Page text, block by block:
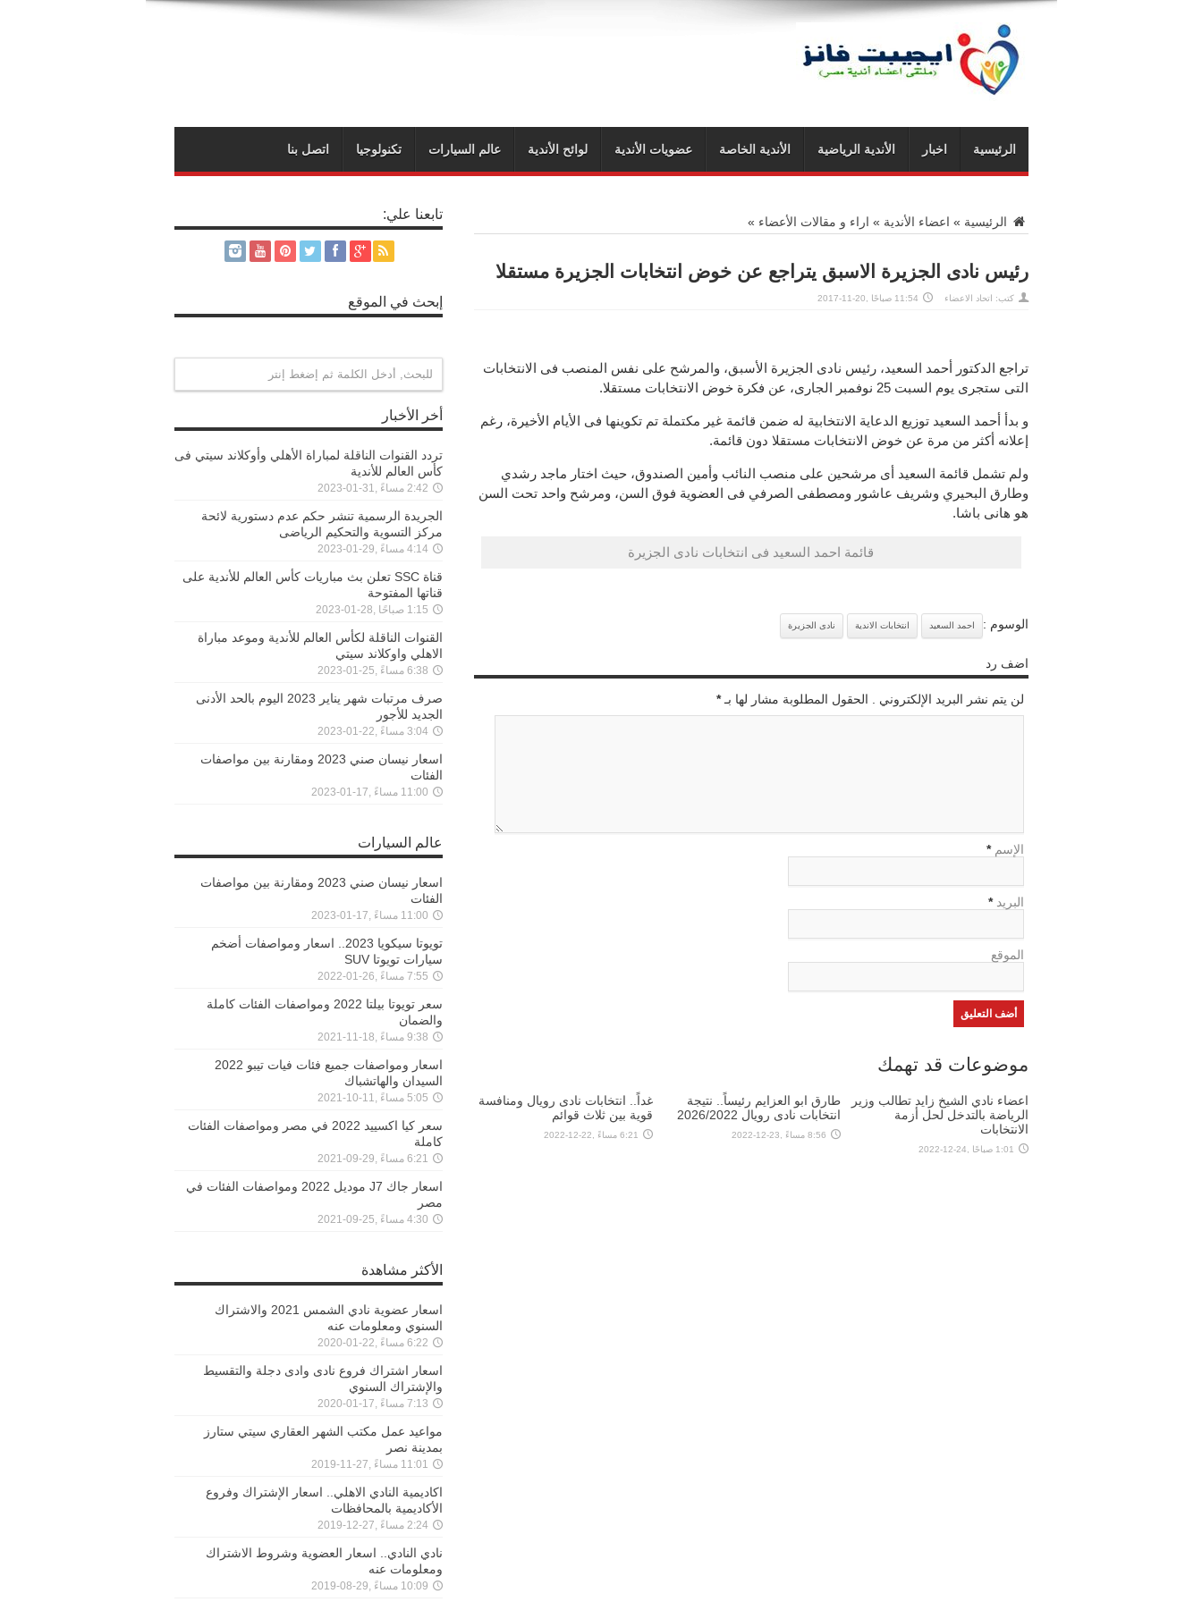
الرئيسية اخبار الأندية الرياضية الأندية الخاصة عضويات الأندية لوائح الأندية عالم السيارات تكنولوجيا اتصل بنا
الرئيسية » اعضاء الأندية » اراء و مقالات الأعضاء »
رئيس نادى الجزيرة الاسبق يتراجع عن خوض انتخابات الجزيرة مستقلا
كتب: اتحاد الاعضاء 11:54 صباحًا ,20-11-2017
تراجع الدكتور أحمد السعيد، رئيس نادى الجزيرة الأسبق، والمرشح على نفس المنصب فى الانتخابات
التى ستجرى يوم السبت 25 نوفمبر الجارى، عن فكرة خوض الانتخابات مستقلا.
و بدأ أحمد السعيد توزيع الدعاية الانتخابية له ضمن قائمة غير مكتملة تم تكوينها فى الأيام الأخيرة، رغم
إعلانه أكثر من مرة عن خوض الانتخابات مستقلا دون قائمة.
ولم تشمل قائمة السعيد أى مرشحين على منصب النائب وأمين الصندوق، حيث اختار ماجد رشدي
وطارق البحيري وشريف عاشور ومصطفى الصرفي فى العضوية فوق السن، ومرشح واحد تحت السن
هو هانى باشا.
قائمة احمد السعيد فى انتخابات نادى الجزيرة
الوسوم : احمد السعيد انتخابات الاندية نادى الجزيرة
اضف رد
لن يتم نشر البريد الإلكتروني . الحقول المطلوبة مشار لها بـ*
الإسم *
البريد *
الموقع
موضوعات قد تهمك
اعضاء نادي الشيخ زايد تطالب وزير
الرياضة بالتدخل لحل أزمة
الانتخابات
1:01 صباحًا ,24-12-2022
طارق ابو العزايم رئيساً.. نتيجة
انتخابات نادى رويال 2026/2022
8:56 مساءً ,23-12-2022
غداً.. انتخابات نادى رويال ومنافسة
قوية بين ثلاث قوائم
6:21 مساءً ,22-12-2022
تابعنا علي:
إبحث في الموقع
أخر الأخبار
تردد القنوات الناقلة لمباراة الأهلي وأوكلاند سيتي فى
كأس العالم للأندية
2:42 مساءً ,31-01-2023
الجريدة الرسمية تنشر حكم عدم دستورية لائحة
مركز التسوية والتحكيم الرياضى
4:14 مساءً ,29-01-2023
قناة SSC تعلن بث مباريات كأس العالم للأندية على
قناتها المفتوحة
1:15 صباحًا ,28-01-2023
القنوات الناقلة لكأس العالم للأندية وموعد مباراة
الاهلي واوكلاند سيتي
6:38 مساءً ,25-01-2023
صرف مرتبات شهر يناير 2023 اليوم بالحد الأدنى
الجديد للأجور
3:04 مساءً ,22-01-2023
اسعار نيسان صني 2023 ومقارنة بين مواصفات
الفئات
11:00 مساءً ,17-01-2023
عالم السيارات
اسعار نيسان صني 2023 ومقارنة بين مواصفات
الفئات
11:00 مساءً ,17-01-2023
تويوتا سيكويا 2023.. اسعار ومواصفات أضخم
سيارات تويوتا SUV
7:55 مساءً ,26-01-2022
سعر تويوتا بيلتا 2022 ومواصفات الفئات كاملة
والضمان
9:38 مساءً ,18-11-2021
اسعار ومواصفات جميع فئات فيات تيبو 2022
السيدان والهاتشباك
5:05 مساءً ,11-10-2021
سعر كيا اكسييد 2022 في مصر ومواصفات الفئات
كاملة
6:21 مساءً ,29-09-2021
اسعار جاك J7 موديل 2022 ومواصفات الفئات في
مصر
4:30 مساءً ,25-09-2021
الأكثر مشاهدة
اسعار عضوية نادي الشمس 2021 والاشتراك
السنوي ومعلومات عنه
6:22 مساءً ,22-01-2020
اسعار اشتراك فروع نادى وادى دجلة والتقسيط
والإشتراك السنوي
7:13 مساءً ,17-01-2020
مواعيد عمل مكتب الشهر العقاري سيتي ستارز
بمدينة نصر
11:01 مساءً ,27-11-2019
اكاديمية النادي الاهلي.. اسعار الإشتراك وفروع
الأكاديمية بالمحافظات
2:24 مساءً ,27-12-2019
نادي النادي.. اسعار العضوية وشروط الاشتراك
ومعلومات عنه
10:09 مساءً ,29-08-2019